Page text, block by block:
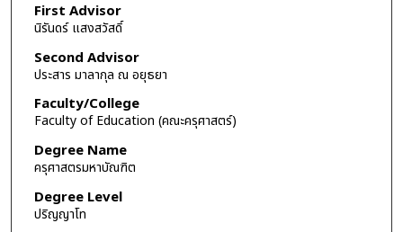
First Advisor
นิรันดร์ แสงสวัสดิ์
Second Advisor
ประสาร มาลากุล ณ อยุธยา
Faculty/College
Faculty of Education (คณะครุศาสตร์)
Degree Name
ครุศาสตรมหาบัณฑิต
Degree Level
ปริญญาโท